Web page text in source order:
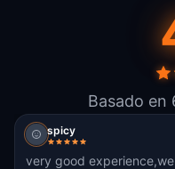
Basado en
spicy
very good experience,we